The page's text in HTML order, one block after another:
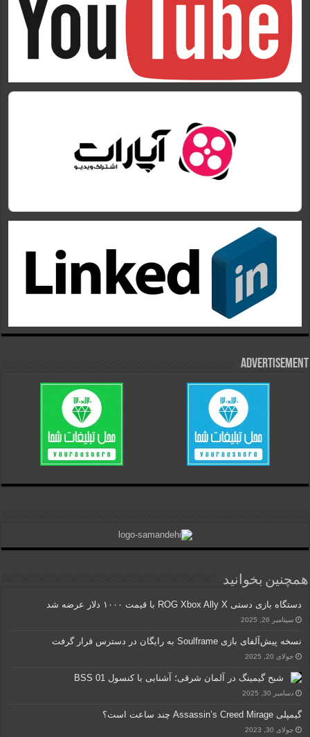
Advertisement
همچنین بخوانید
دستگاه بازی دستی ROG Xbox Ally X با قیمت ۱۰۰۰ دلار عرضه شد
سپتامبر 26, 2025
نسخه پیش‌آلفای بازی Soulframe به رایگان در دسترس قرار گرفت
جولای 20, 2025
شبح گیمینگ در آلمان شرقی؛ آشنایی با کنسول BSS 01
دسامبر 30, 2025
گیم‎پلی Assassin’s Creed Mirage چند ساعت است؟
جولای 30, 2023